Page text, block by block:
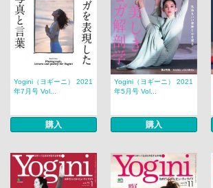
Yogini（ヨギーニ） 2021
年7月号 Vol...
購入
Yogini（ヨギーニ） 2021
年5月号 Vol...
購入